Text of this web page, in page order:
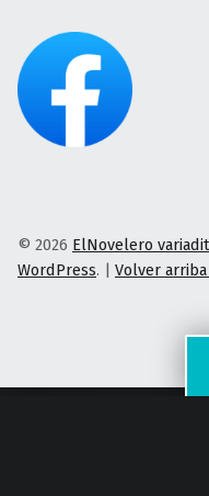
© 2026 ElNovelero
WordPress. | Volver